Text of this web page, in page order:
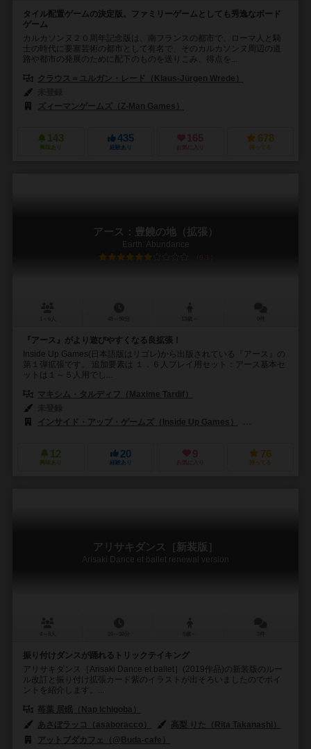
タイル配置ゲームの決定版。ファミリーゲームとしても秀逸なボード
ゲーム
カルカソンヌ２０周年記念版は、南フランスの都市で、ローマ人と騎
士の時代に要塞芸術の都市として有名で、そのカルカソンヌ周辺の道
路や都市の発展のために配下のものを送りこみ、得点を...
クラウス＝ユルガン・レード（Klaus-Jürgen Wrede）
ズィーマンゲームズ（Z-Man Games）
143
興味あり
435
経験あり
165
お気に入り
678
持ってる
アース：豊饒の地（拡張）
Earth: Abundance
6.1
『アース』がより遊びやすくなる良拡張！
Inside Up Games(日本語版はリゴレ)から出版されている『アース』の
第１弾拡張です。 追加要素は １．６人プレイ用セット：アース基本セ
ットは１～５人用でし...
マキシム・タルディフ（Maxime Tardif）
インサイド・アップ・ゲームズ（Inside Up Games）
12
興味あり
20
経験あり
9
お気に入り
76
持ってる
アリサキダンス［新装版］
Arisaki Dance et ballet renewal version
振り付けダンスが踊れるトリックテイキング
アリサキダンス［Arisaki Dance et ballet］(2019作品)の新装版のルー
ル改訂と振り付け拡張カード紫のイラストが出そろいましたのでポイ
ントを紹介します。...
苺葉 居眠（Nap Ichigoba）
あさぼラッコ（asaboracco）
高梨 りた（Rita Takanashi）
アットブダカフェ（@Buda-cafe）